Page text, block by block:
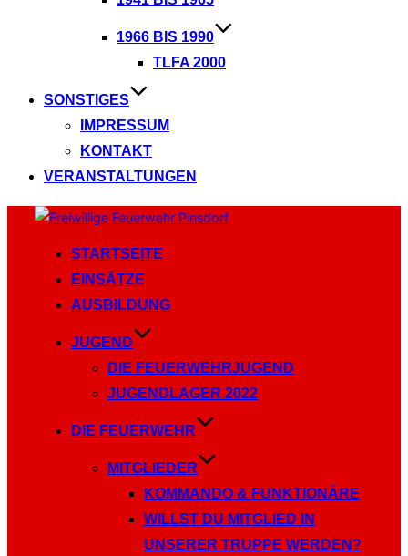
1966 BIS 1990
TLFA 2000
SONSTIGES
IMPRESSUM
KONTAKT
VERANSTALTUNGEN
springen
STARTSEITE
EINSÄTZE
AUSBILDUNG
JUGEND
DIE FEUERWEHRJUGEND
JUGENDLAGER 2022
DIE FEUERWEHR
MITGLIEDER
KOMMANDO & FUNKTIONÄRE
WILLST DU MITGLIED IN
UNSERER TRUPPE WERDEN?